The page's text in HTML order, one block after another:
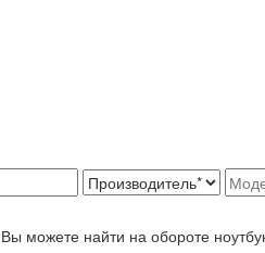
можете найти на обороте